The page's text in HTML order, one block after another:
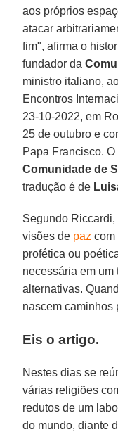
aos próprios
atacar
fim", afirma o
fundador da
ministro italiano,
Encontros
23-10-2022, em
25 de outubro e
Papa Francisco.
Comunidade de
tradução é de
Segundo
visões de paz com
profética ou
necessária em
alternativas.
nascem caminhos
Eis o artigo.
Nestes dias se
várias religiões
redutos de um
do mundo, diante